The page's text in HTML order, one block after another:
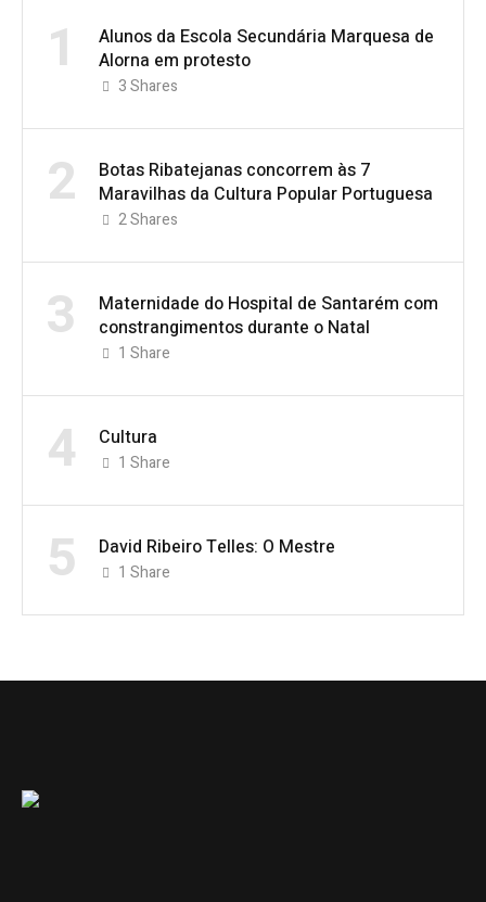
1
Alunos da Escola Secundária Marquesa de
Alorna em protesto
3Shares
2
Botas Ribatejanas concorrem às 7
Maravilhas da Cultura Popular Portuguesa
2Shares
3
Maternidade do Hospital de Santarém com
constrangimentos durante o Natal
1 Share
4 Cultura
1 Share
5 David Ribeiro Telles: O Mestre
1 Share